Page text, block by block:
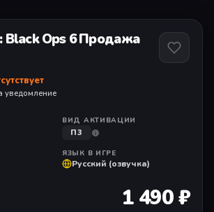
Black Ops 6 Продажа
уведомление
ВИД АКТИВАЦИИ
П3
ЯЗЫК В ИГРЕ
Русский (озвучка)
1 490 ₽